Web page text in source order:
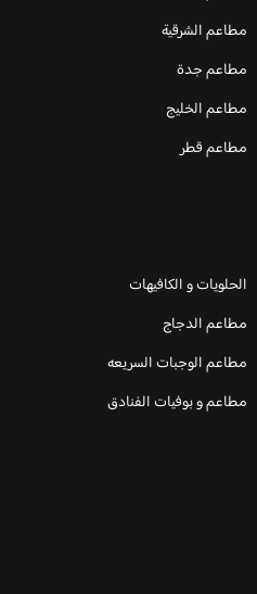
مطاعم الشرقية
مطاعم جدة
مطاعم الخليج
مطاعم قطر
الحلويات و الكافيهات ‎
مطاعم الدجاج
مطاعم الوجبات السريعه
مطاعم و بوفيات الفنادق